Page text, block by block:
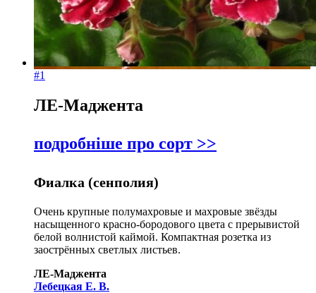
#1
ЛЕ-Маджента
подробніше про сорт >>
Фиалка (сенполия)
Очень крупные полумахровые и махровые звёзды
насыщенного красно-бородового цвета с прерывистой
белой волнистой каймой. Компактная розетка из
заострённых светлых листьев.
ЛЕ-Маджента
Лебецкая Е. В.